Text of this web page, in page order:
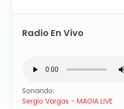
Radio En Vivo
Sonando:
Sergio Vargas - MAGIA LIVE